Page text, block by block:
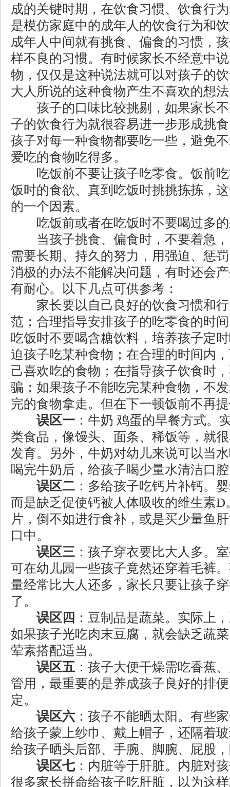
成的关键时期，在饮食习惯、饮食行
是模仿家庭中的成年人的饮食行为和
成年人中间就有挑食、偏食的习惯，
样不良的习惯。有时候家长不经意中
物，仅仅是这种说法就可以对孩子的
大人所说的这种食物产生不喜欢的想
孩子的口味比较挑剔，如果家长不
子的饮食行为就很容易进一步形成挑
孩子对每一种食物都要吃一些，避免
爱吃的食物吃得多。
吃饭前不要让孩子吃零食。饭前吃
饭时的食欲、真到吃饭时挑挑拣拣，
的一个因素。
吃饭前或者在吃饭时不要喝过多的
当孩子挑食、偏食时，不要着急，
需要长期、持久的努力，用强迫、惩
消极的办法不能解决问题，有时还会
有耐心。以下几点可供参考：
家长要以自己良好的饮食习惯和行
范；合理指导安排孩子的吃零食的时
吃饭时不要喝含糖饮料，培养孩子定
迫孩子吃某种食物；在合理的时间内
己喜欢吃的食物；在指导孩子饮食时
骗；如果孩子不能吃完某种食物，不
完的食物拿走。但在下一顿饭前不再
误区一 ：牛奶 鸡蛋的早餐方式。
类食品，像馒头、面条、稀饭等，就
发育。另外，牛奶对幼儿来说可以当
喝完牛奶后，给孩子喝少量水清洁口
误区二 ：多给孩子吃钙片补钙。
而是缺乏促使钙被人体吸收的维生素
片，倒不如进行食补，或是买少量鱼
口中。
误区三 ：孩子穿衣要比大人多。
可在幼儿园一些孩子竟然还穿着毛裤
量经常比大人还多，家长只要让孩子
了。
误区四 ：豆制品是蔬菜。实际上
如果孩子光吃肉末豆腐，就会缺乏蔬
荤素搭配适当。
误区五 ：孩子大便干燥需吃香蕉
管用，最重要的是养成孩子良好的排
定。
误区六 ：孩子不能晒太阳。有些
给孩子蒙上纱巾、戴上帽子，还隔着
给孩子晒头后部、手腕、脚腕、屁股
误区七：内脏等于肝脏。内脏对
很多家长拼命给孩子吃肝脏，以为这